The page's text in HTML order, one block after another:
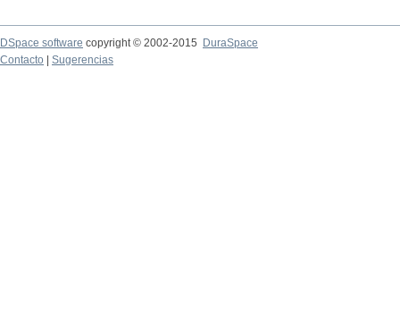
DSpace software copyright © 2002-2015
DuraSpace
Contacto
Sugerencias